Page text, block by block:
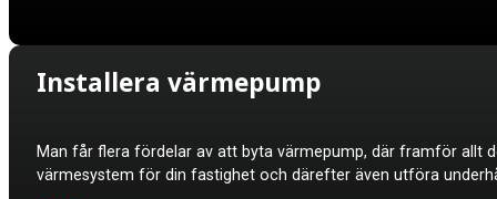
Installera värmepump
Man får flera fördelar av att byta värmepump, där framför allt
värmesystem för din fastighet och därefter även utföra